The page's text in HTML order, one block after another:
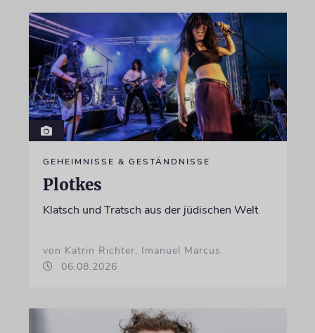
GEHEIMNISSE & GESTÄNDNISSE
Plotkes
Klatsch und Tratsch aus der jüdischen Welt
von Katrin Richter, Imanuel Marcus
06.08.2026